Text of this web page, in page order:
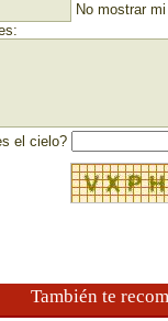
No mostrar
el cielo?
También te